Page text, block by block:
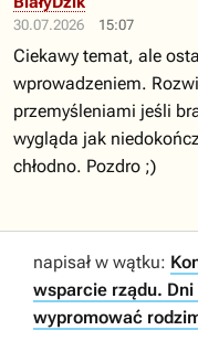
30.07.2026 15:07
Ciekawy temat, ale
wprowadzeniem.
przemyśleniami jeśli
wygląda jak
chłodno. Pozdro ;)
napisał w wątku:
wsparcie rządu.
wypromować